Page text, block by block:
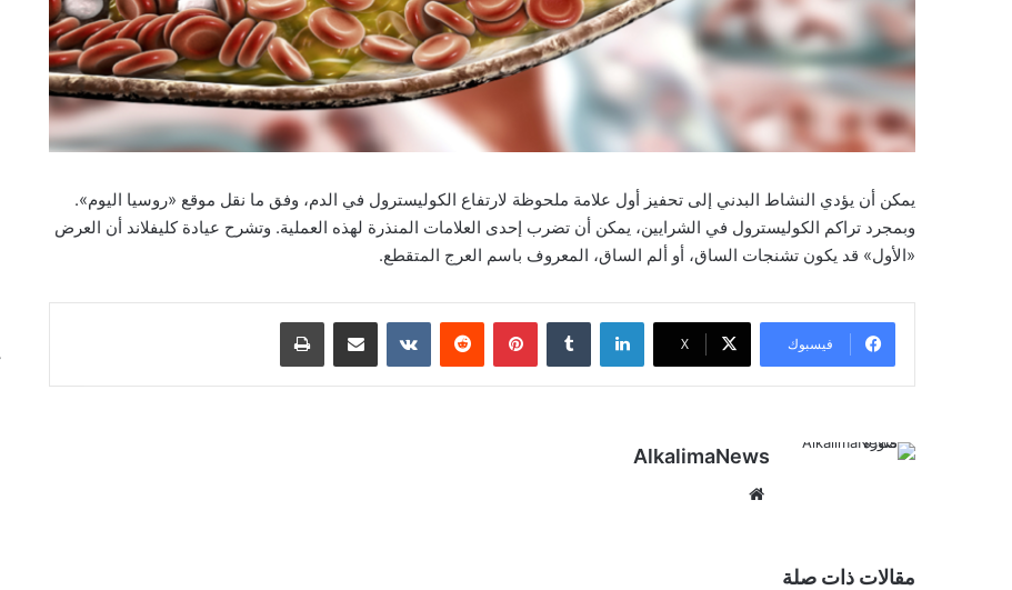
يمكن أن يؤدي النشاط البدني إلى تحفيز أول علامة ملحوظة لارتفاع الكوليسترول في الدم، وفق ما نقل موقع «روسيا اليوم».
وبمجرد تراكم الكوليسترول في الشرايين، يمكن أن تضرب إحدى العلامات المنذرة لهذه العملية. وتشرح عيادة كليفلاند أن العرض
«الأول» قد يكون تشنجات الساق، أو ألم الساق، المعروف باسم العرج المتقطع.
فيسبوك ‫X
لينكدإن بينتيريست
AlkalimaNews
مقالات ذات صلة